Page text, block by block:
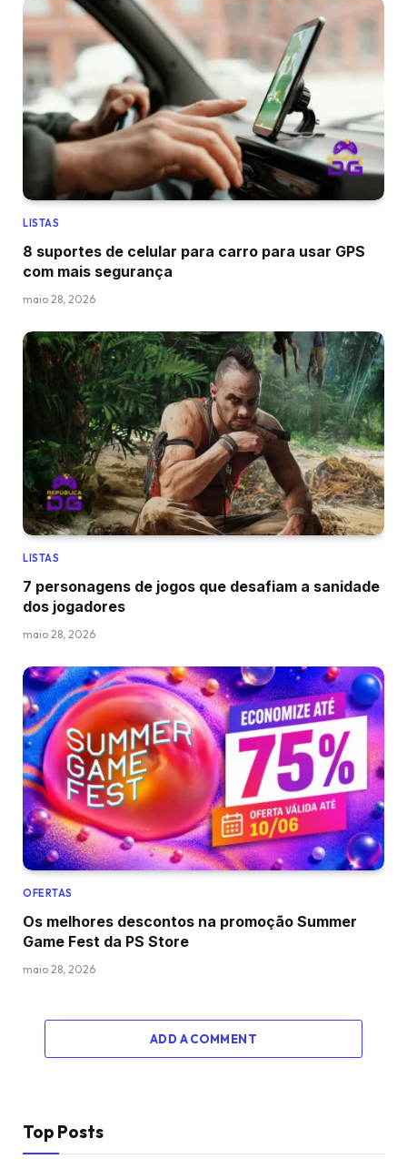
LISTAS
8 suportes de celular para carro para usar GPS
com mais segurança
maio 28, 2026
LISTAS
7 personagens de jogos que desafiam a sanidade
dos jogadores
maio 28, 2026
OFERTAS
Os melhores descontos na promoção Summer
Game Fest da PS Store
maio 28, 2026
ADD A COMMENT
Top Posts